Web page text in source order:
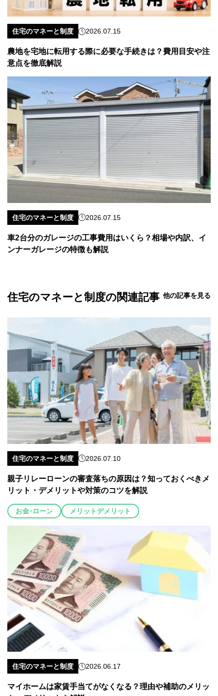
住宅のマネーと制度 2026.07.15
農地を宅地に転用する際に必要な手続きは？費用目安や注
意点を徹底解説
住宅のマネーと制度 2026.07.15
車2台分のガレージの工事費用はいくら？相場や内訳、イ
ンナーガレージの特徴も解説
住宅のマネーと制度の関連記事 他の記事を見る
住宅のマネーと制度 2026.07.10
親子リレーローンの審査落ちの原因は？知っておくべきメ
リット・デメリットや対策のコツを解説
お金･ローン メリットデメリット
住宅のマネーと制度 2026.06.17
マイホームは家賃手当てがなくなる？理由や補助のメリッ